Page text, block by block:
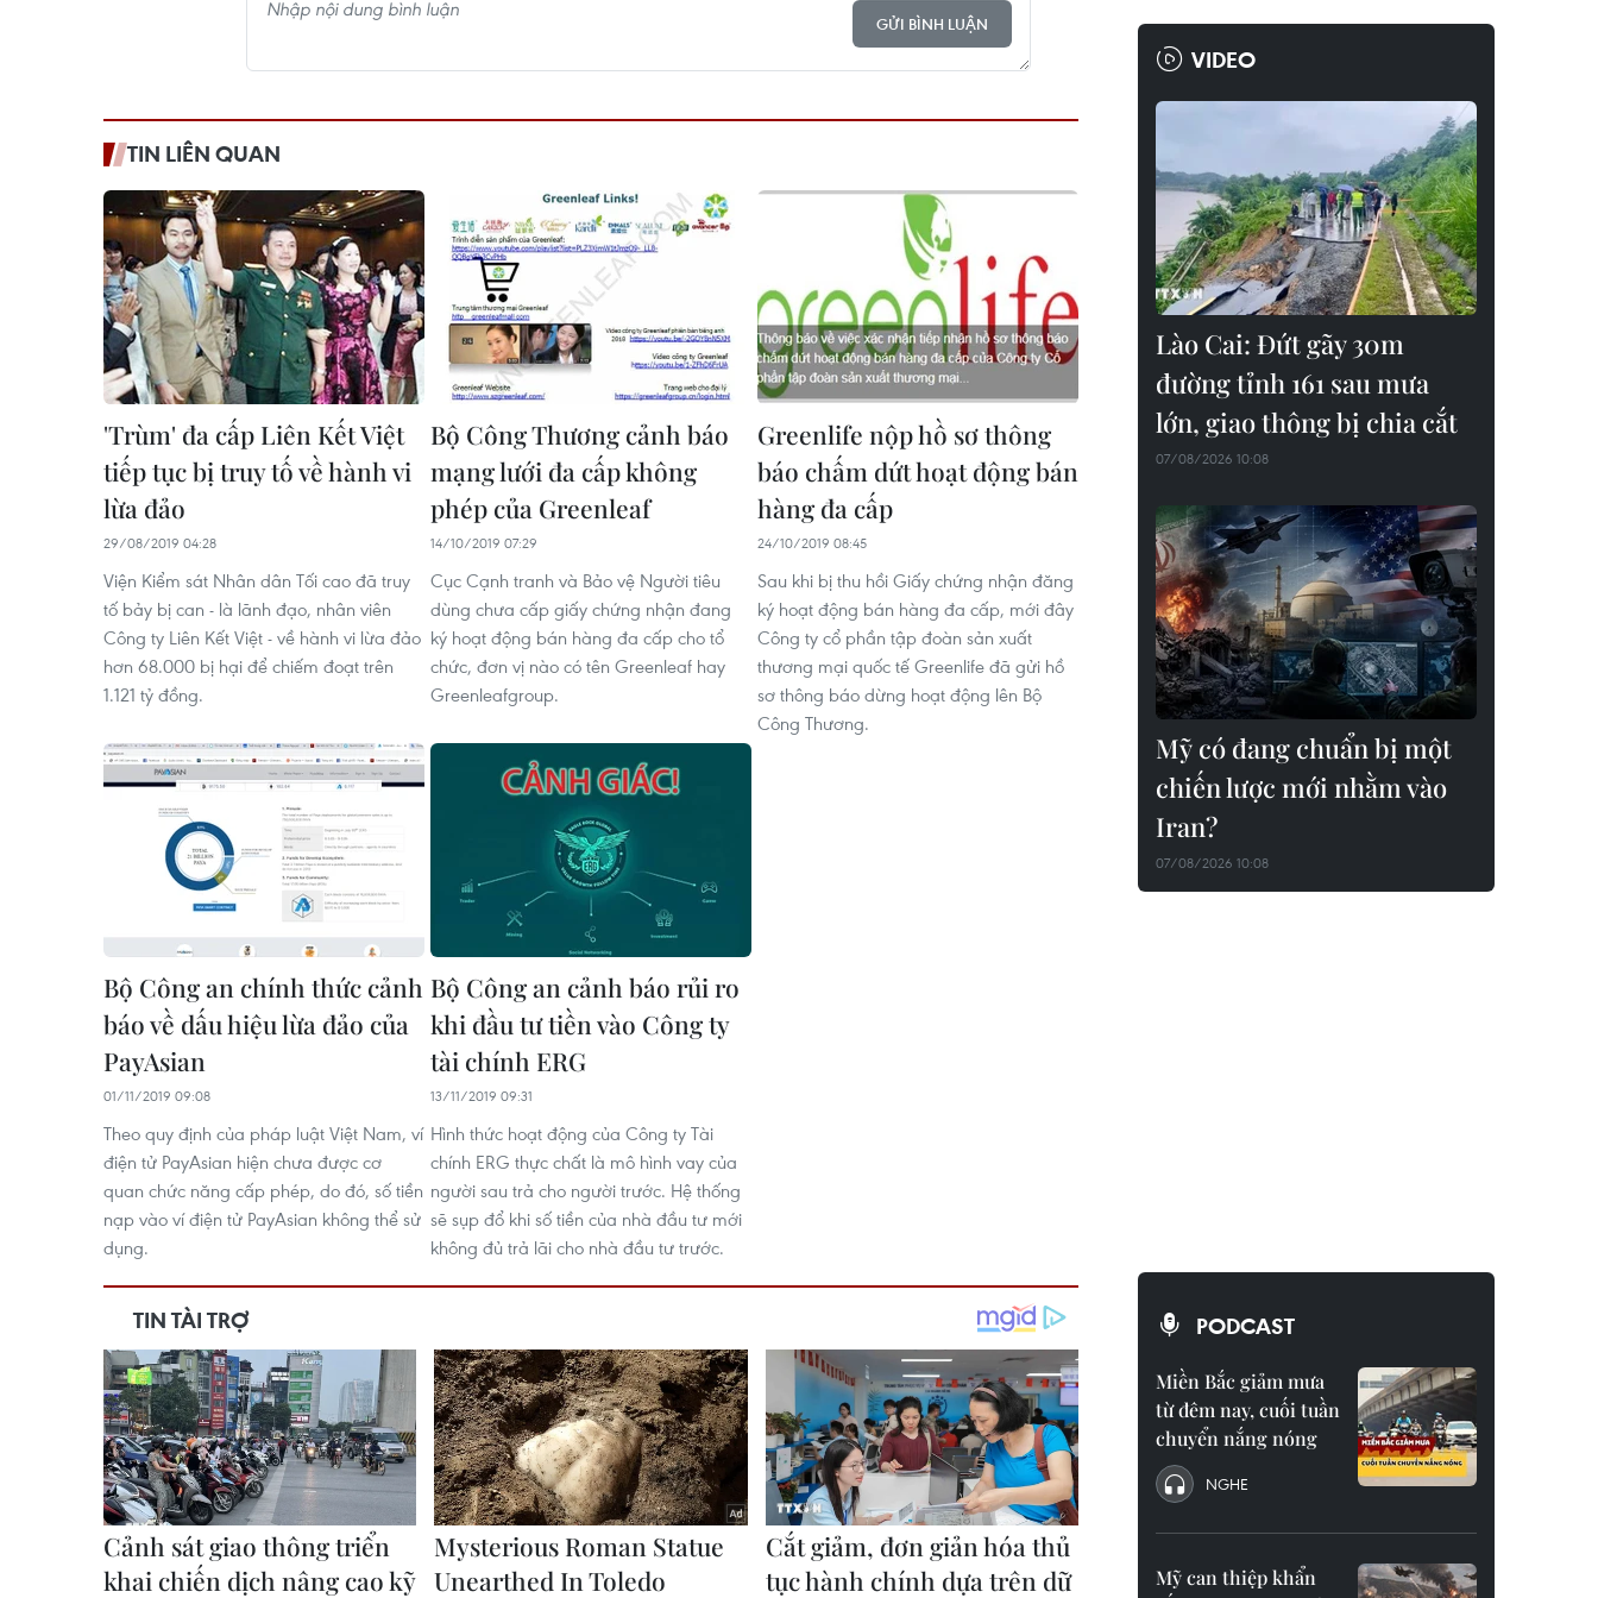
GỬI BÌNH LUẬN
TIN LIÊN QUAN
'Trùm' đa cấp Liên Kết Việt
tiếp tục bị truy tố về hành vi
lừa đảo
29/08/2019 04:28
Viện Kiểm sát Nhân dân Tối cao đã truy
tố bảy bị can - là lãnh đạo, nhân viên
Công ty Liên Kết Việt - về hành vi lừa đảo
hơn 68.000 bị hại để chiếm đoạt trên
1.121 tỷ đồng.
Bộ Công Thương cảnh báo
mạng lưới đa cấp không
phép của Greenleaf
14/10/2019 07:29
Cục Cạnh tranh và Bảo vệ Người tiêu
dùng chưa cấp giấy chứng nhận đang
ký hoạt động bán hàng đa cấp cho tổ
chức, đơn vị nào có tên Greenleaf hay
Greenleafgroup.
Greenlife nộp hồ sơ thông
báo chấm dứt hoạt động bán
hàng đa cấp
24/10/2019 08:45
Sau khi bị thu hồi Giấy chứng nhận đăng
ký hoạt động bán hàng đa cấp, mới đây
Công ty cổ phần tập đoàn sản xuất
thương mại quốc tế Greenlife đã gửi hồ
sơ thông báo dừng hoạt động lên Bộ
Công Thương.
Bộ Công an chính thức cảnh
báo về dấu hiệu lừa đảo của
PayAsian
01/11/2019 09:08
Theo quy định của pháp luật Việt Nam, ví
điện tử PayAsian hiện chưa được cơ
quan chức năng cấp phép, do đó, số tiền
nạp vào ví điện tử PayAsian không thể sử
dụng.
Bộ Công an cảnh báo rủi ro
khi đầu tư tiền vào Công ty
tài chính ERG
13/11/2019 09:31
Hình thức hoạt động của Công ty Tài
chính ERG thực chất là mô hình vay của
người sau trả cho người trước. Hệ thống
sẽ sụp đổ khi số tiền của nhà đầu tư mới
không đủ trả lãi cho nhà đầu tư trước.
VIDEO
Lào Cai: Đứt gãy 30m
đường tỉnh 161 sau mưa
lớn, giao thông bị chia cắt
07/08/2026 10:08
Mỹ có đang chuẩn bị một
chiến lược mới nhằm vào
Iran?
07/08/2026 10:08
PODCAST
Miền Bắc giảm mưa
từ đêm nay, cuối tuần
chuyển nắng nóng
NGHE
Mỹ can thiệp khẩn